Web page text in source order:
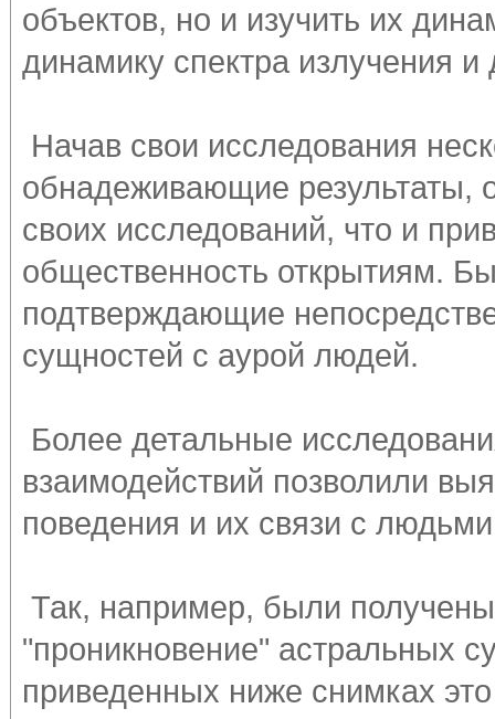
объектов, но и изучить их
динамику спектра излучения
Начав свои исследования
обнадеживающие результаты,
своих исследований, что и
общественность открытиям.
подтверждающие
сущностей с аурой людей.
Более детальные
взаимодействий позволили
поведения и их связи с
Так, например, были
"проникновение" астральных
приведенных ниже снимках